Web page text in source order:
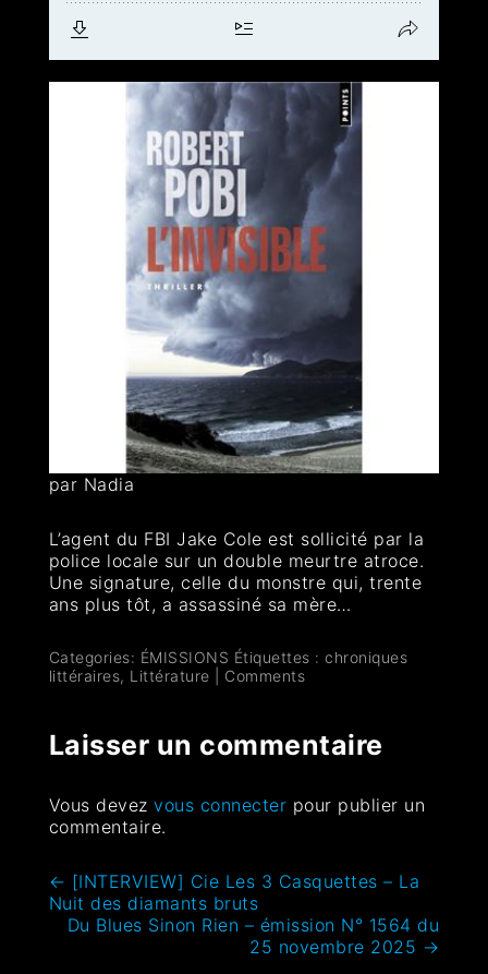
par Nadia
L’agent du FBI Jake Cole est sollicité par la
police locale sur un double meurtre atroce.
Une signature, celle du monstre qui, trente
ans plus tôt, a assassiné sa mère…
Categories: ÉMISSIONS Étiquettes :chroniques
littéraires, Littérature Comments
Laisser un commentaire
Vous devezvous connecter pour publier un
commentaire.
← [INTERVIEW] Cie Les 3 Casquettes – La
Nuit des diamants bruts
Du Blues Sinon Rien – émission N° 1564 du
25 novembre 2025 →